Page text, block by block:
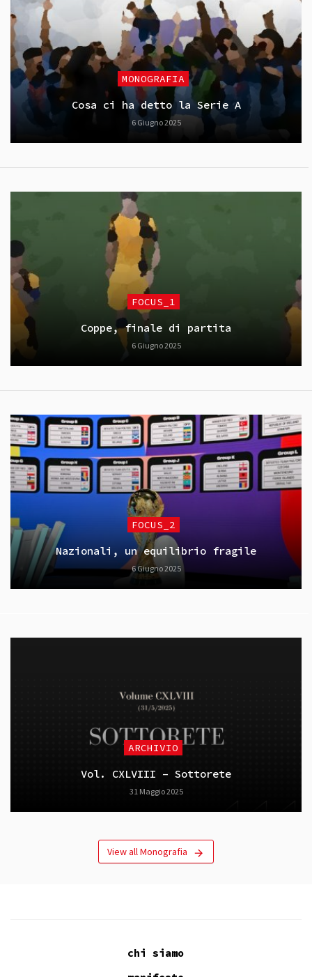
MONOGRAFIA
Cosa ci ha detto la Serie A
6 Giugno 2025
FOCUS_1
Coppe, finale di partita
6 Giugno 2025
FOCUS_2
Nazionali, un equilibrio fragile
6 Giugno 2025
ARCHIVIO
Vol. CXLVIII – Sottorete
31 Maggio 2025
View all Monografia
chi siamo